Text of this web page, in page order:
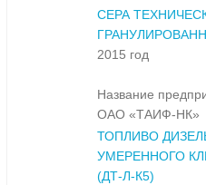
СЕРА
2015 год
Название
ОАО «ТАИФ-НК»
ТОПЛИВО
УМЕРЕННОГО
(ДТ-Л-К5)